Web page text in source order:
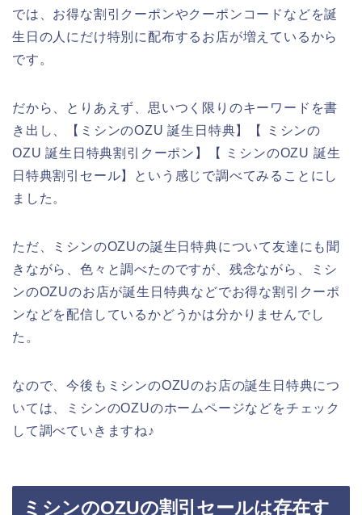
では、お得な割引クーポンやクーポンコードなどを誕
生日の人にだけ特別に配布するお店が増えているから
です。
だから、とりあえず、思いつく限りのキーワードを書
き出し、【ミシンのOZU 誕生日特典】【 ミシンの
OZU 誕生日特典割引クーポン】【 ミシンのOZU 誕生
日特典割引セール】という感じで調べてみることにし
ました。
ただ、ミシンのOZUの誕生日特典について友達にも聞
きながら、色々と調べたのですが、残念ながら、ミシ
ンのOZUのお店が誕生日特典などでお得な割引クーポ
ンなどを配信しているかどうかは分かりませんでし
た。
なので、今後もミシンのOZUのお店の誕生日特典につ
いては、ミシンのOZUのホームページなどをチェック
して調べていきますね♪
ミシンのOZUの割引セールは存在す